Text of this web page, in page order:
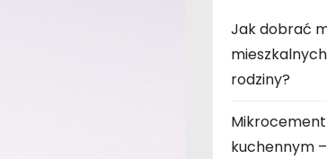
Jak dobrać
rodziny?
kuchennym